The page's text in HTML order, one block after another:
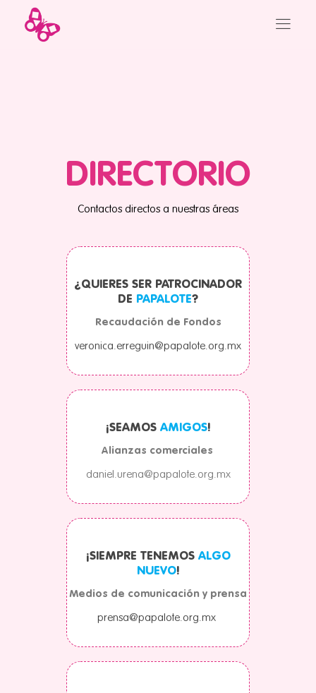
DIRECTORIO
Contactos directos a nuestras áreas
¿QUIERES SER PATROCINADOR
DE PAPALOTE?
Recaudación de Fondos
veronica.erreguin@papalote.org.mx
¡SEAMOS AMIGOS!
Alianzas comerciales
daniel.urena@papalote.org.mx
¡SIEMPRE TENEMOS ALGO
NUEVO!
Medios de comunicación y prensa
prensa@papalote.org.mx